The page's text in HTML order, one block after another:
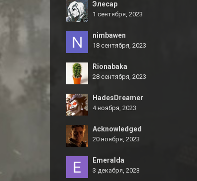
Элесар
1 сентября, 2023
nimbawen
18 сентября, 2023
Rionabaka
28 сентября, 2023
HadesDreamer
4 ноября, 2023
Acknowledged
20 ноября, 2023
Emeralda
3 декабря, 2023